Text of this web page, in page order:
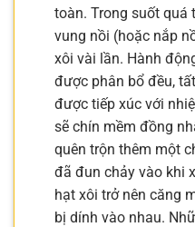
toàn. Trong suốt quá
vung nồi (hoặc nắp
xôi vài lần. Hành
được phân bổ đều,
được tiếp xúc với
sẽ chín mềm đồng
quên trộn thêm một
đã đun chảy vào khi
hạt xôi trở nên căng
bị dính vào nhau.